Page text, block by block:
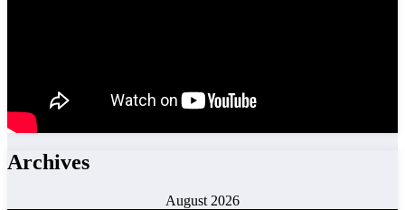
Archives
August 2026